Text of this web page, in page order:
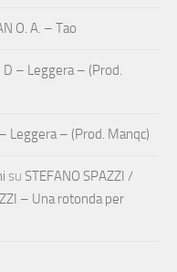
O. A. – Tao
D – Leggera – (Prod.
Leggera – (Prod. Manqc)
su STEFANO SPAZZI /
– Una rotonda per